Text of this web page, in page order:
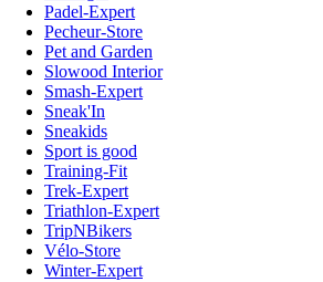
Padel-Expert
Pecheur-Store
Pet and Garden
Slowood Interior
Smash-Expert
Sneak'In
Sneakids
Sport is good
Training-Fit
Trek-Expert
Triathlon-Expert
TripNBikers
Vélo-Store
Winter-Expert